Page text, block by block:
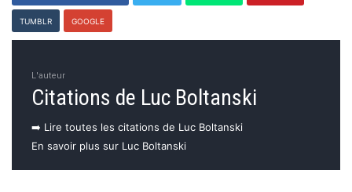
TUMBLR GOOGLE
L'auteur
Citations de Luc Boltanski
➡️ Lire toutes les citations de Luc Boltanski
En savoir plus sur Luc Boltanski